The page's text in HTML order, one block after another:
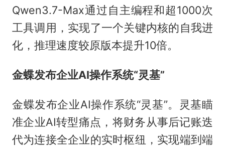
Qwen3.7-Max通过自主编程和超1000次
工具调用，实现了一个关键内核的自我进
化，推理速度较原版本提升10倍。
金蝶发布企业AI操作系统“灵基”
金蝶发布企业AI操作系统“灵基”。灵基瞄
准企业AI转型痛点，将财务从事后记账迭
代为连接全企业的实时枢纽，实现端到端